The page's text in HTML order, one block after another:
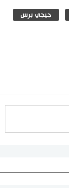
جيجي برس